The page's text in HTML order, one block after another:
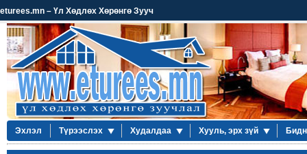
eturees.mn – Үл Хөдлөх Хөрөнгө Зууч
Эхлэл Түрээслэх Худалдаа Хууль, эрх зүй